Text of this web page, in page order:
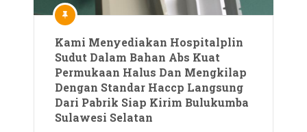
Kami Menyediakan Hospitalplin
Sudut Dalam Bahan Abs Kuat
Permukaan Halus Dan Mengkilap
Dengan Standar Haccp Langsung
Dari Pabrik Siap Kirim Bulukumba
Sulawesi Selatan